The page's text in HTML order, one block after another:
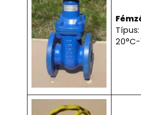
Típus:
20°C-